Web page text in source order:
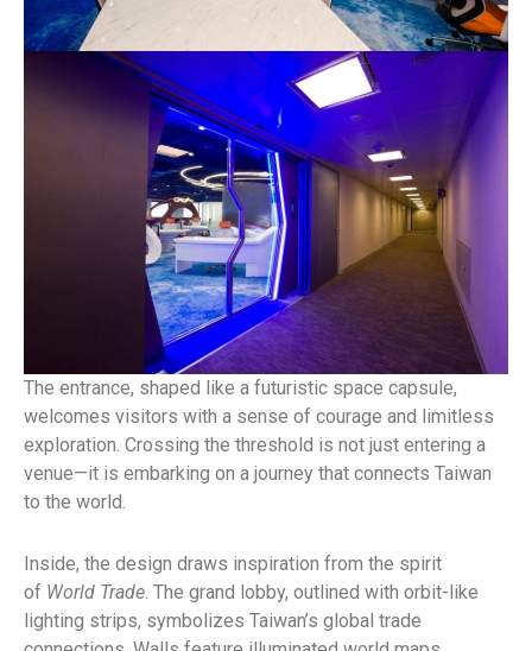
The entrance, shaped like a futuristic space capsule,
welcomes visitors with a sense of courage and limitless
exploration. Crossing the threshold is not just entering a
venue—it is embarking on a journey that connects Taiwan
to the world.
Inside, the design draws inspiration from the spirit
of World Trade . The grand lobby, outlined with orbit-like
lighting strips, symbolizes Taiwan’s global trade